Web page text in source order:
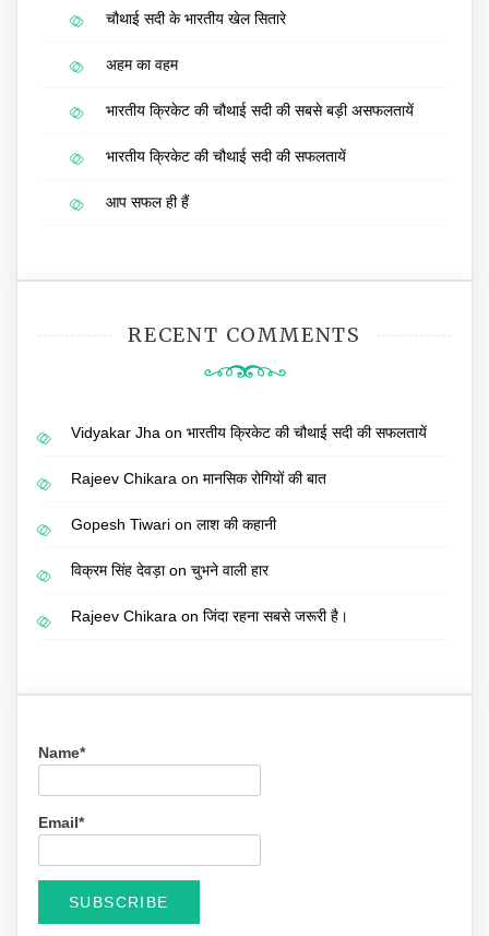
चौथाई सदी के भारतीय खेल सितारे
अहम का वहम
भारतीय क्रिकेट की चौथाई सदी की सबसे बड़ी असफलतायें
भारतीय क्रिकेट की चौथाई सदी की सफलतायें
आप सफल ही हैं
RECENT COMMENTS
Vidyakar Jha on भारतीय क्रिकेट की चौथाई सदी की सफलतायें
Rajeev Chikara on मानसिक रोगियों की बात
Gopesh Tiwari on लाश की कहानी
विक्रम सिंह देवड़ाon चुभने वाली हार
Rajeev Chikara on जिंदा रहना सबसे जरूरी है।
Name*
Email*